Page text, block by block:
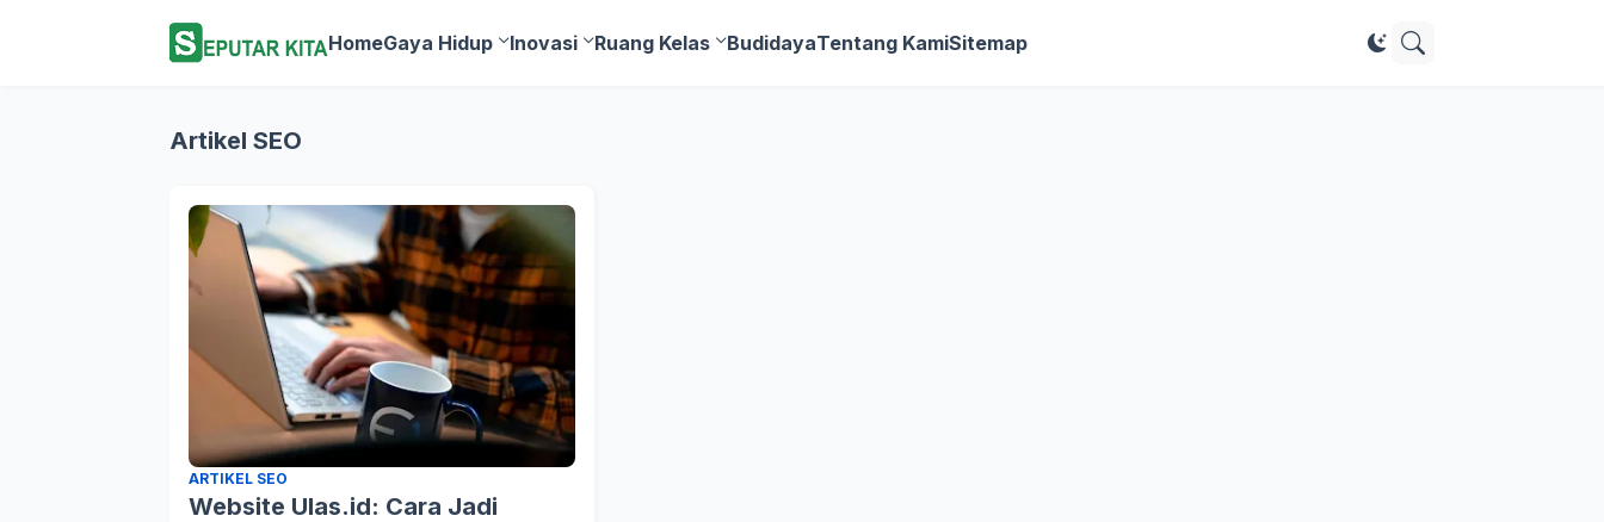
HomeGaya Hidup Inovasi Ruang Kelas BudidayaTentang KamiSitemap
Artikel SEO
ARTIKEL SEO
Website Ulas.id: Cara Jadi